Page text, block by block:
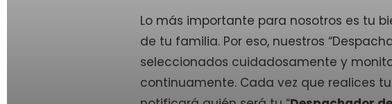
Lo más importante para nosotros es tu
de tu familia. Por eso, nuestros
seleccionados cuidadosamente y
continuamente. Cada vez que realices